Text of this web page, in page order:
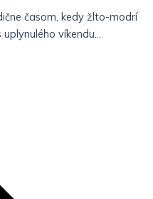
časom, kedy žlto-modrí
víkendu...